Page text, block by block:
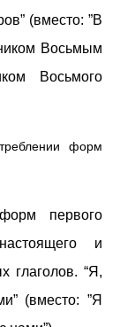
(вместо: ”В
Восьмым
Восьмого
форм
первого
и
глаголов. “Я,
(вместо: ”Я